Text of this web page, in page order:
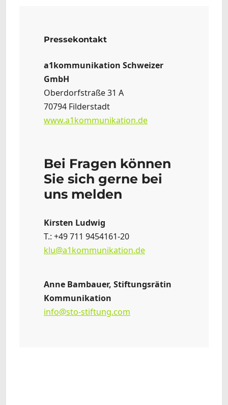
Pressekontakt
a1kommunikation Schweizer
GmbH
Oberdorfstraße 31 A
70794 Filderstadt
www.a1kommunikation.de
Bei Fragen können
Sie sich gerne bei
uns melden
Kirsten Ludwig
T.: +49 711 9454161-20
klu@a1kommunikation.de
Anne Bambauer, Stiftungsrätin
Kommunikation
info@sto-stiftung.com